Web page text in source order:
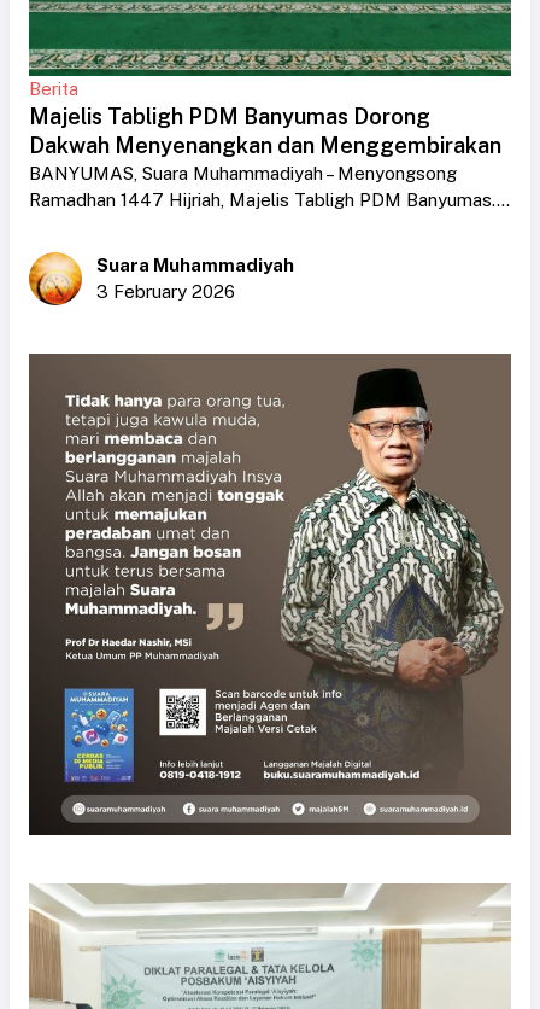
Berita
Majelis Tabligh PDM Banyumas Dorong
Dakwah Menyenangkan dan Menggembirakan
BANYUMAS, Suara Muhammadiyah – Menyongsong
Ramadhan 1447 Hijriah, Majelis Tabligh PDM Banyumas....
Suara Muhammadiyah
3 February 2026